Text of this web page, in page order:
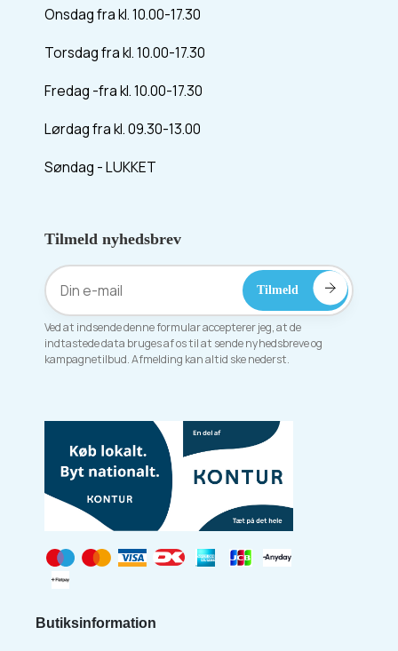
Onsdag fra kl. 10.00-17.30
Torsdag fra kl. 10.00-17.30
Fredag -fra kl. 10.00-17.30
Lørdag fra kl. 09.30-13.00
Søndag - LUKKET
Tilmeld nyhedsbrev
Ved at indsende denne formular accepterer jeg, at de
indtastede data bruges af os til at sende nyhedsbreve og
kampagnetilbud. Afmelding kan altid ske nederst.
Butiksinformation